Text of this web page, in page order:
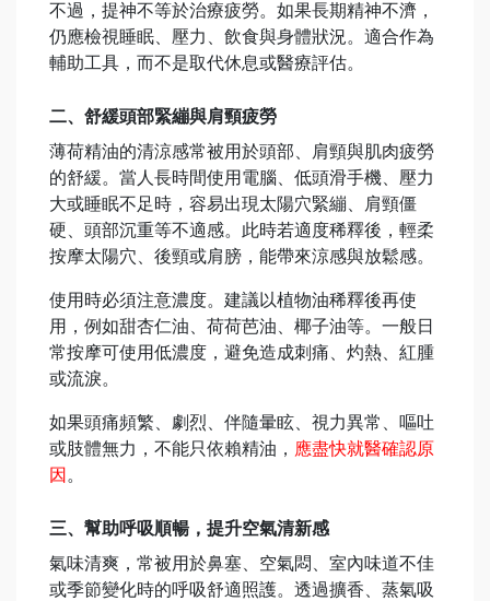
不過，提神不等於治療疲勞。如果長期精神不濟，
仍應檢視睡眠、壓力、飲食與身體狀況。適合作為
輔助工具，而不是取代休息或醫療評估。
二、舒緩頭部緊繃與肩頸疲勞
薄荷精油的清涼感常被用於頭部、肩頸與肌肉疲勞
的舒緩。當人長時間使用電腦、低頭滑手機、壓力
大或睡眠不足時，容易出現太陽穴緊繃、肩頸僵
硬、頭部沉重等不適感。此時若適度稀釋後，輕柔
按摩太陽穴、後頸或肩膀，能帶來涼感與放鬆感。
使用時必須注意濃度。建議以植物油稀釋後再使
用，例如甜杏仁油、荷荷芭油、椰子油等。一般日
常按摩可使用低濃度，避免造成刺痛、灼熱、紅腫
或流淚。
如果頭痛頻繁、劇烈、伴隨暈眩、視力異常、嘔吐
或肢體無力，不能只依賴精油， 應盡快就醫確認原
因 。
三、幫助呼吸順暢，提升空氣清新感
氣味清爽，常被用於鼻塞、空氣悶、室內味道不佳
或季節變化時的呼吸舒適照護。透過擴香、蒸氣吸